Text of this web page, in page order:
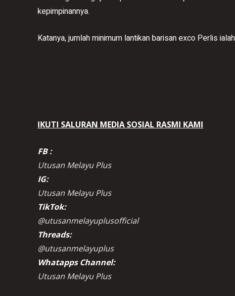
kepimpinannya.
Katanya, jumlah minimum lantikan barisan exco Perlis
IKUTI SALURAN MEDIA SOSIAL RASMI KAMI
FB :
Utusan Melayu Plus
IG:
Utusan Melayu Plus
TikTok:
@utusanmelayuplusofficial
Threads:
@utusanmelayuplus
Whatapps Channel:
Utusan Melayu Plus